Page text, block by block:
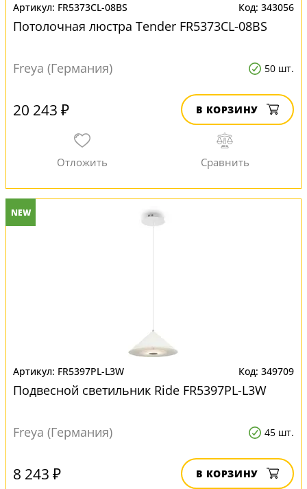
FR5373CL-08BS 343056
Потолочная люстра Tender FR5373CL-08BS
Freya (Германия) 50 шт.
20 243 ₽ В КОРЗИНУ
NEW
FR5397PL-L3W 349709
Подвесной светильник Ride FR5397PL-L3W
Freya (Германия) 45 шт.
8 243 ₽ В КОРЗИНУ